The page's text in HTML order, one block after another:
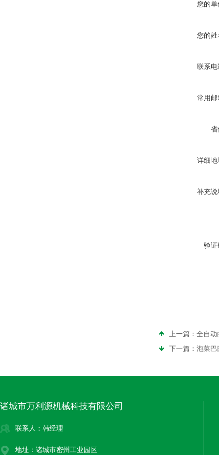
您的单
您的姓
联系电
常用邮
省
详细地
补充说
验证
上一篇： 全自动
下一篇： 泡菜巴
诸城市万利源机械科技有限公司
联系人：韩经理
地址：诸城市密州工业园区